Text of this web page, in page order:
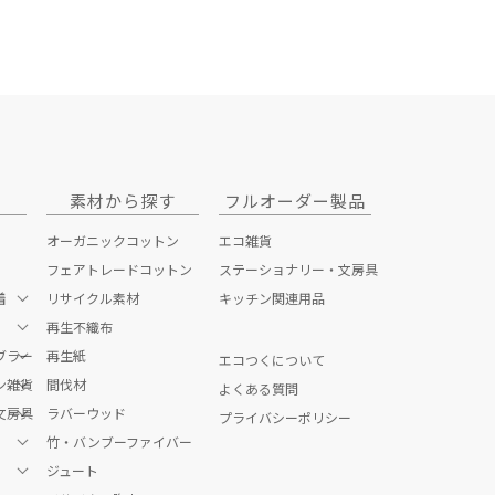
グ
ラー
雑貨
・お箸
房具
素材から探す
オーガニックコットン
フェアトレードコットン
リサイクル素材
再生不織布
再生紙
間伐材
ラバーウッド
竹・バンブーファイバー
ジュート
フルオーダー製品
エコ雑貨
ステーショナリー・文房具
キッチン関連用品
エコつくについて
よくある質問
プライバシーポリシー